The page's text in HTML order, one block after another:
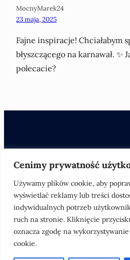
Cenimy prywatność
Używamy plików cookie, aby
wyświetlać reklamy lub treści
indywidualnych potrzeb
ruch na stronie. Kliknięcie
oznacza zgodę na
cookie.
MocnyMarek24
23 maja, 2025
Fajne inspiracje! Chciałabym
błyszczącego na karnawał. ✨
polecacie?
© 2024